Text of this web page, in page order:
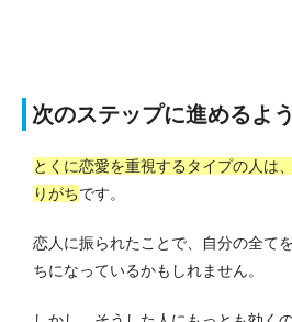
次のステップに進めるよ
とくに恋愛を重視するタイプの人は
りがちです。
恋人に振られたことで、自分の全て
ちになっているかもしれません。